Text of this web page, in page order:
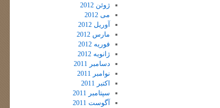
ژوئن 2012
می 2012
آوریل 2012
مارس 2012
فوریه 2012
ژانویه 2012
دسامبر 2011
نوامبر 2011
اکتبر 2011
سپتامبر 2011
آگوست 2011